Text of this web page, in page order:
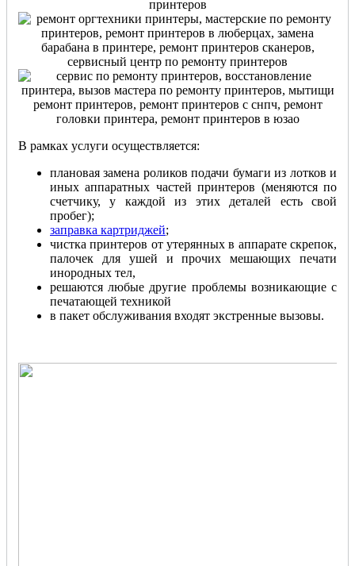
В рамках услуги осуществляется:
плановая замена роликов подачи бумаги из лотков и
иных аппаратных частей принтеров (меняются по
счетчику, у каждой из этих деталей есть свой
пробег);
заправка картриджей;
чистка принтеров от утерянных в аппарате скрепок,
палочек для ушей и прочих мешающих печати
инородных тел,
решаются любые другие проблемы возникающие с
печатающей техникой
в пакет обслуживания входят экстренные вызовы.